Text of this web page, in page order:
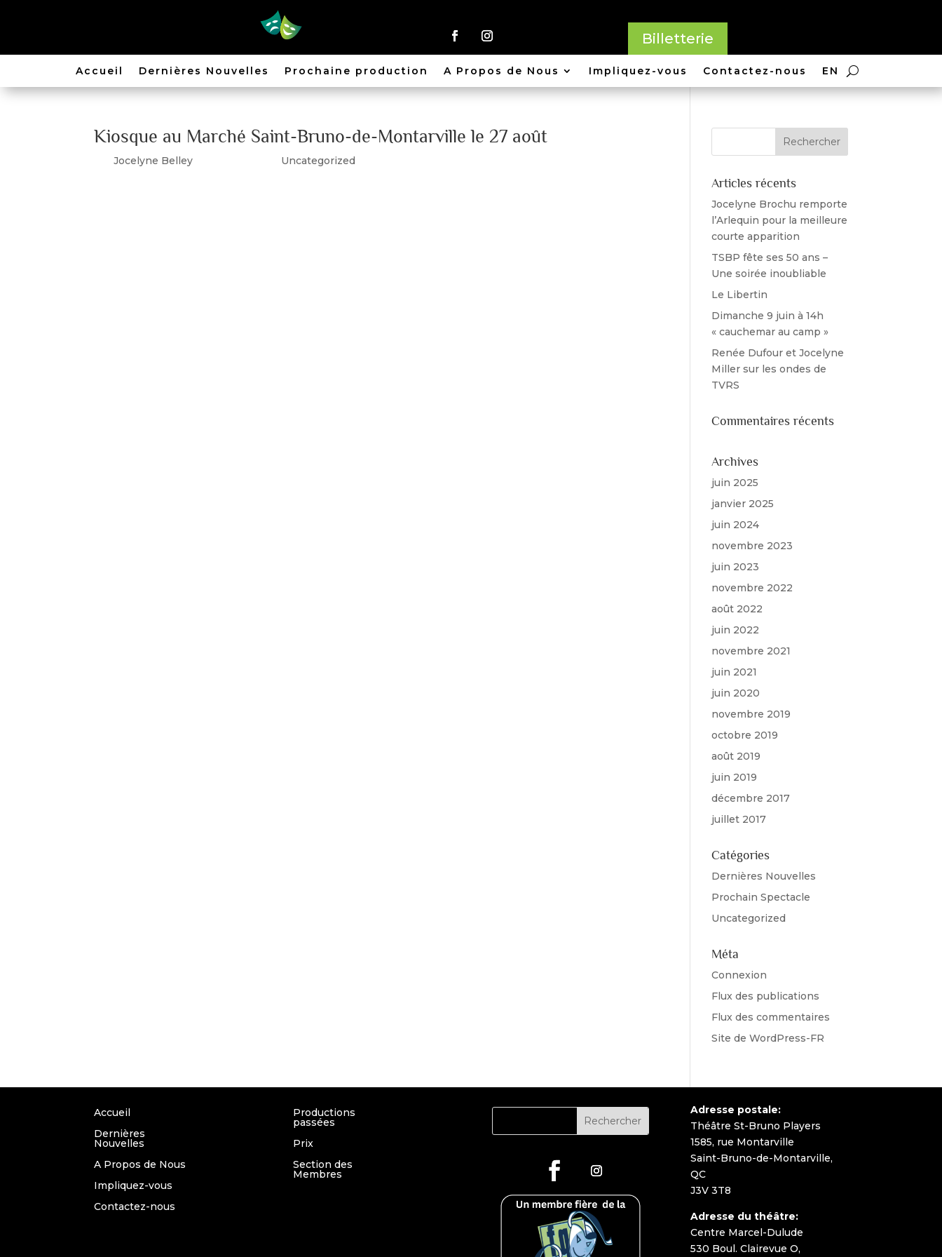
Billetterie
Accueil Dernières Nouvelles Prochaine production A Propos de Nous Impliquez-vous Contactez-nous EN
Kiosque au Marché Saint-Bruno-de-Montarville le 27 août
parJocelyne Belley Uncategorized
Articles récents
Jocelyne Brochu remporte
l’Arlequin pour la meilleure
courte apparition
TSBP fête ses 50 ans –
Une soirée inoubliable
Le Libertin
Dimanche 9 juin à 14h
« cauchemar au camp »
Renée Dufour et Jocelyne
Miller sur les ondes de
TVRS
Commentaires récents
Archives
juin 2025
janvier 2025
juin 2024
novembre 2023
juin 2023
novembre 2022
août 2022
juin 2022
novembre 2021
juin 2021
juin 2020
novembre 2019
octobre 2019
août 2019
juin 2019
décembre 2017
juillet 2017
Catégories
Dernières Nouvelles
Prochain Spectacle
Uncategorized
Méta
Connexion
Flux des publications
Flux des commentaires
Site de WordPress-FR
Accueil
Dernières
Nouvelles
A Propos de Nous
Impliquez-vous
Contactez-nous
Productions
passées
Prix
Section des
Membres
Adresse postale:
Théâtre St-Bruno Players
1585, rue Montarville
Saint-Bruno-de-Montarville,
QC
J3V 3T8
Adresse du théâtre:
Centre Marcel-Dulude
530 Boul. Clairevue O,